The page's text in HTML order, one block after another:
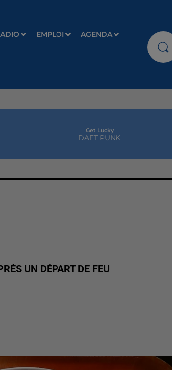
EMPLOI AGENDA
Get Lucky
DAFT PUNK
UN DÉPART DE FEU